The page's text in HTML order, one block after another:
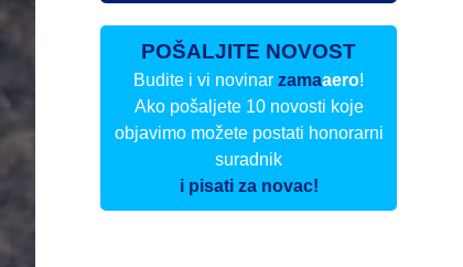
POŠALJITE NOVOST
Budite i vi novinarzamaaero!
Ako pošaljete 10 novosti koje
objavimo možete postati honorarni
suradnik
i pisati za novac!